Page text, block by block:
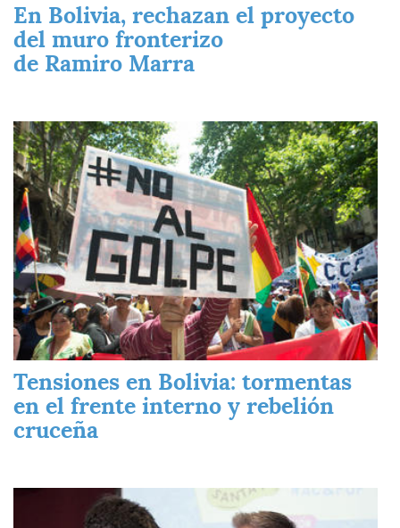
En Bolivia, rechazan el proyecto
del muro fronterizo
de Ramiro Marra
Imagen
Tensiones en Bolivia: tormentas
en el frente interno y rebelión
cruceña